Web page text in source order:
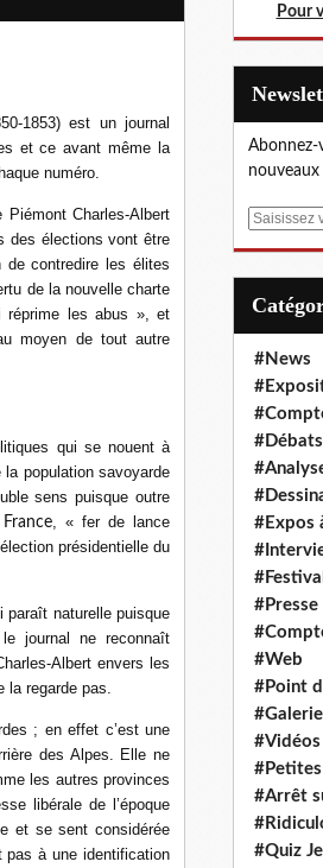
1853) est un journal
et ce avant même la
numéro.
Charles-Albert
des élections vont être
de contredire les élites
de la nouvelle charte
réprime les abus », et
moyen de tout autre
qui se nouent à
la population savoyarde
sens puisque outre
, « fer de lance
présidentielle du
paraît naturelle puisque
journal ne reconnaît
Albert envers les
la regarde pas.
; en effet c’est une
des Alpes. Elle ne
les autres provinces
libérale de l’époque
et se sent considérée
pas à une identification
Pour
Abonnez-
E
#News
#Expos
#Web
#Point
#Vidéos
#Petites
#Arrêt
#Quiz